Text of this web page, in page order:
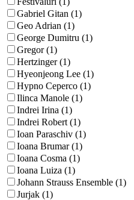
Gabriel Gitan (1)
Geo Adrian (1)
George Dumitru (1)
Gregor (1)
Hertzinger (1)
Hyeonjeong Lee (1)
Hypno Ceperco (1)
Ilinca Manole (1)
Indrei Irina (1)
Indrei Robert (1)
Ioan Paraschiv (1)
Ioana Brumar (1)
Ioana Cosma (1)
Ioana Luiza (1)
Johann Strauss Ensemble (1)
Jurjak (1)